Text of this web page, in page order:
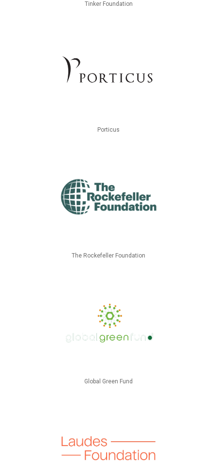
Tinker Foundation
Porticus
The Rockefeller Foundation
Global Green Fund